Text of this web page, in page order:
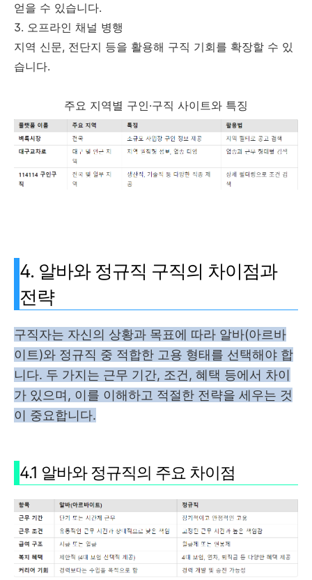
얻을 수 있습니다.
3. 오프라인 채널 병행
지역 신문, 전단지 등을 활용해 구직 기회를 확장할 수 있
습니다.
주요 지역별 구인·구직 사이트와 특징
4. 알바와 정규직 구직의 차이점과
전략
구직자는 자신의 상황과 목표에 따라 알바(아르바
이트)와 정규직 중 적합한 고용 형태를 선택해야 합
니다. 두 가지는 근무 기간, 조건, 혜택 등에서 차이
가 있으며, 이를 이해하고 적절한 전략을 세우는 것
이 중요합니다.
4.1 알바와 정규직의 주요 차이점